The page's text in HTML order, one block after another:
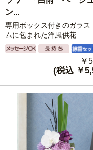
ン...
専用ボックス付きのガラス
ムに包まれた洋風供花
￥
(税込 ￥